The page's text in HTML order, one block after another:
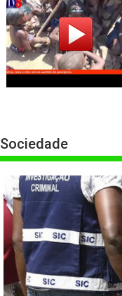
Sociedade